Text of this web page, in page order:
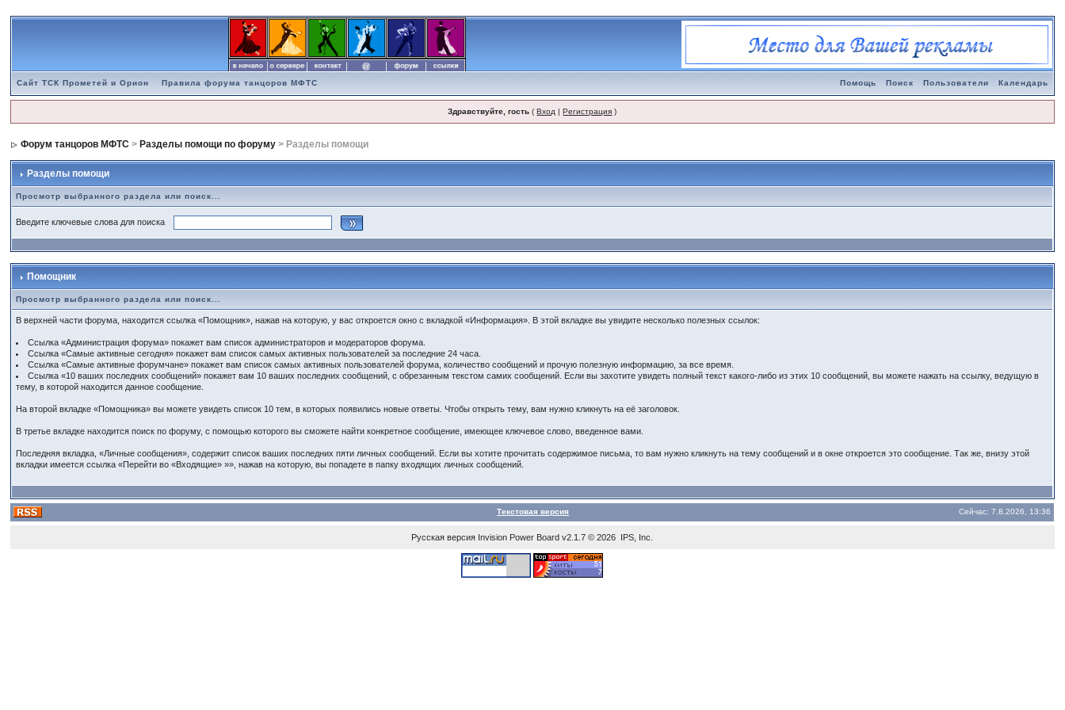
Сайт ТСК Прометей и Орион Правила форума танцоров МФТС Помощь Поиск Пользователи Календарь
Здравствуйте, гость (Вход |Регистрация )
Форум танцоров МФТС > Разделы помощи по форуму > Разделы помощи
Разделы помощи
Просмотр выбранного раздела или поиск...
Введите ключевые слова для поиска
Помощник
Просмотр выбранного раздела или поиск...
В верхней части форума, находится ссылка «Помощник», нажав на которую, у вас откроется окно с вкладкой «Информация». В этой вкладке вы увидите несколько полезных ссылок:
Ссылка «Администрация форума» покажет вам список администраторов и модераторов форума.
Ссылка «Самые активные сегодня» покажет вам список самых активных пользователей за последние 24 часа.
Ссылка «Самые активные форумчане» покажет вам список самых активных пользователей форума, количество сообщений и прочую полезную информацию, за все время.
Ссылка «10 ваших последних сообщений» покажет вам 10 ваших последних сообщений, с обрезанным текстом самих сообщений. Если вы захотите увидеть полный текст какого-либо из этих 10 сообщений, вы можете нажать на ссылку, ведущую в
тему, в которой находится данное сообщение.
На второй вкладке «Помощника» вы можете увидеть список 10 тем, в которых появились новые ответы. Чтобы открыть тему, вам нужно кликнуть на её заголовок.
В третье вкладке находится поиск по форуму, с помощью которого вы сможете найти конкретное сообщение, имеющее ключевое слово, введенное вами.
Последняя вкладка, «Личные сообщения», содержит список ваших последних пяти личных сообщений. Если вы хотите прочитать содержимое письма, то вам нужно кликнуть на тему сообщений и в окне откроется это сообщение. Так же, внизу этой
вкладки имеется ссылка «Перейти во «Входящие» »», нажав на которую, вы попадете в папку входящих личных сообщений.
Текстовая версия Сейчас: 7.8.2026, 13:36
Русская версия Invision Power Board v2.1.7 © 2026 IPS, Inc.